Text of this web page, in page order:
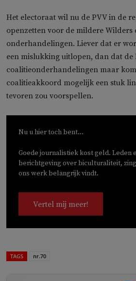
Het electoraat wil nu de PVV in de
openzetten voor de mildere
onderhandelingen. Liever dat er
een mislukking uitlopen, dan dat
coalitieonderhandelingen maar
coalitieakkoord mogelijk een stuk
tevoren zou voorspellen.
Nu u hier toch bent...
Goede journalistiek kost geld. Leden
berichtgeving over biculturaliteit,
ons werk belangrijk vindt.
Vertel mij meer!
TAGS nr.70